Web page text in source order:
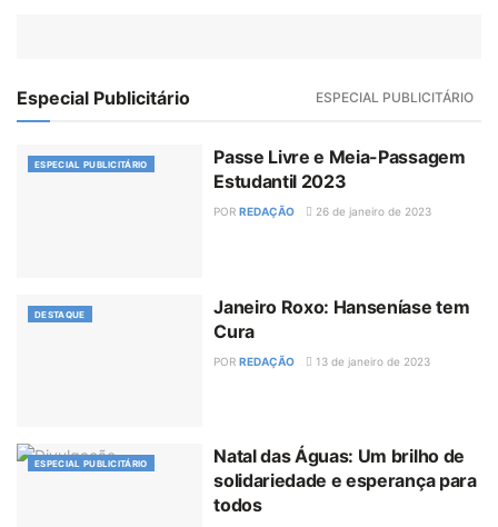
Especial Publicitário ESPECIAL PUBLICITÁRIO
ESPECIAL PUBLICITÁRIO
Passe Livre e Meia-Passagem
Estudantil 2023
POR REDAÇÃO 26 de janeiro de 2023
DESTAQUE
Janeiro Roxo: Hanseníase tem
Cura
POR REDAÇÃO 13 de janeiro de 2023
ESPECIAL PUBLICITÁRIO
Natal das Águas: Um brilho de
solidariedade e esperança para
todos